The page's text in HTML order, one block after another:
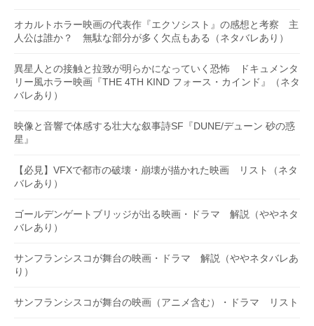
オカルトホラー映画の代表作『エクソシスト』の感想と考察 主
人公は誰か？ 無駄な部分が多く欠点もある（ネタバレあり）
異星人との接触と拉致が明らかになっていく恐怖 ドキュメンタ
リー風ホラー映画『THE 4TH KIND フォース・カインド』（ネタ
バレあり）
映像と音響で体感する壮大な叙事詩SF『DUNE/デューン 砂の惑
星』
【必見】VFXで都市の破壊・崩壊が描かれた映画 リスト（ネタ
バレあり）
ゴールデンゲートブリッジが出る映画・ドラマ 解説（ややネタ
バレあり）
サンフランシスコが舞台の映画・ドラマ 解説（ややネタバレあ
り）
サンフランシスコが舞台の映画（アニメ含む）・ドラマ リスト